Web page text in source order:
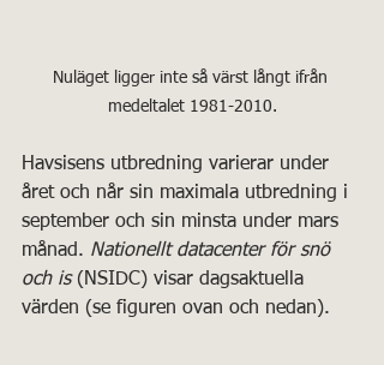
Nuläget ligger inte så värst långt ifrån
medeltalet 1981-2010.
Havsisens utbredning varierar under
året och når sin maximala utbredning i
september och sin minsta under mars
månad. Nationellt datacenter för snö
och is (NSIDC) visar dagsaktuella
värden (se figuren ovan och nedan).